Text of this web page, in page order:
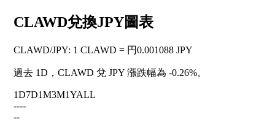
CLAWD兌換JPY圖表
CLAWD/JPY: 1 CLAWD = 円0.001088 JPY
過去 1D，CLAWD 兌 JPY 漲跌幅為 -0.26%。
1D7D1M3M1YALL
----
--